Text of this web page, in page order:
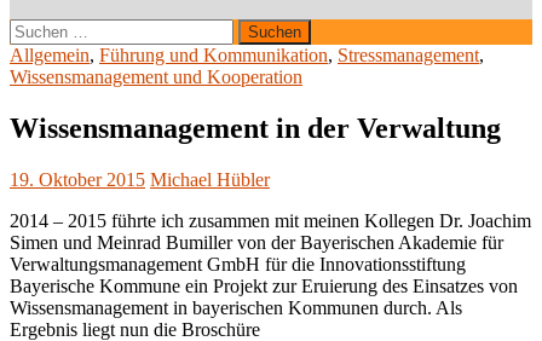
Suchen
nach:
Allgemein, Führung und Kommunikation, Stressmanagement,
Wissensmanagement und Kooperation
Wissensmanagement in der Verwaltung
19. Oktober 2015 Michael Hübler
2014 – 2015 führte ich zusammen mit meinen Kollegen Dr. Joachim
Simen und Meinrad Bumiller von der Bayerischen Akademie für
Verwaltungsmanagement GmbH für die Innovationsstiftung
Bayerische Kommune ein Projekt zur Eruierung des Einsatzes von
Wissensmanagement in bayerischen Kommunen durch. Als
Ergebnis liegt nun die Broschüre